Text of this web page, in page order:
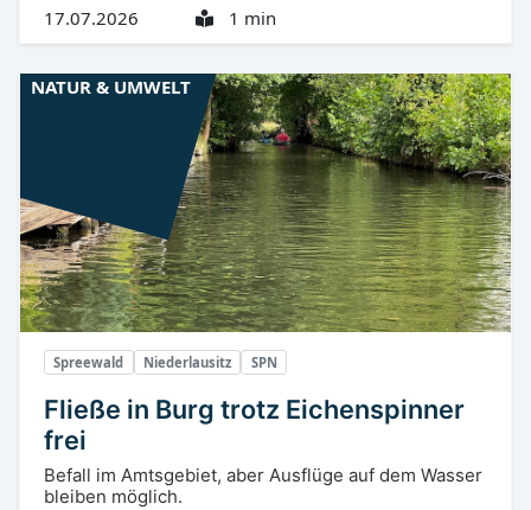
17.07.2026 1 min
Spreewald Niederlausitz SPN
Fließe in Burg trotz Eichenspinner
frei
Befall im Amtsgebiet, aber Ausflüge auf dem Wasser
bleiben möglich.
NATUR & UMWELT